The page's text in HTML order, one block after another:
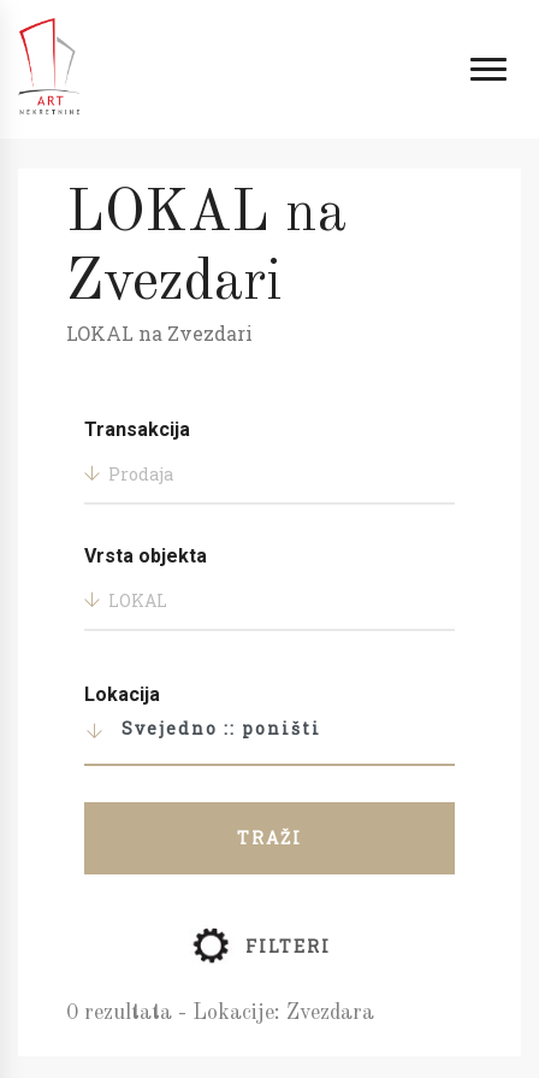
LOKAL na
Zvezdari
LOKAL na Zvezdari
Transakcija
Prodaja
Vrsta objekta
LOKAL
Lokacija
Svejedno :: poništi
TRAŽI
FILTERI
0 rezultata - Lokacije: Zvezdara